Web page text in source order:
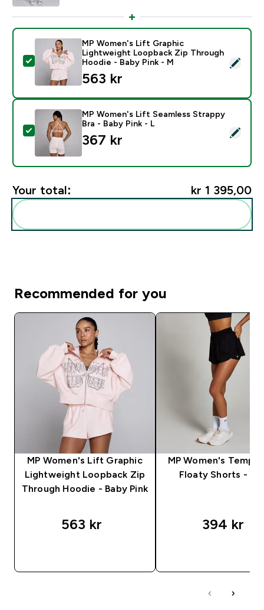
Select this product - MP Women's Lift Graphic
MP Women's Lift Graphic
Lightweight Loopback Zip Through
Hoodie - Baby Pink - M
563 kr‎
Select this product - MP Women's Lift Seamless
MP Women's Lift Seamless Strappy
Bra - Baby Pink - L
367 kr‎
Your total: kr 1 395,00‎
Recommended for you
MP Women's Lift Graphic
Lightweight Loopback Zip
Through Hoodie - Baby Pink
563 kr‎
MP Women's Tempo
Floaty Shorts -
394 kr‎